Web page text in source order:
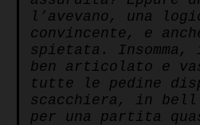
l’avevano, una
convincente, e
spietata.
ben articolato e
tutte le pedine
scacchiera, in
per una partita